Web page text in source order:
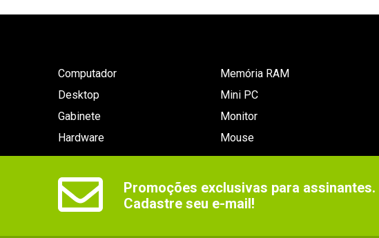
Computador
Desktop
Gabinete
Hardware
Memória RAM
Mini PC
Monitor
Mouse
Promoções exclusivas para assinantes.
Cadastre seu e-mail!